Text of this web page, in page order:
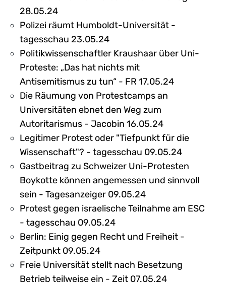
28.05.24
Polizei räumt Humboldt-Universität -
tagesschau 23.05.24
Politikwissenschaftler Kraushaar über Uni-
Proteste: „Das hat nichts mit
Antisemitismus zu tun“ - FR 17.05.24
Die Räumung von Protestcamps an
Universitäten ebnet den Weg zum
Autoritarismus - Jacobin 16.05.24
Legitimer Protest oder "Tiefpunkt für die
Wissenschaft"? - tagesschau 09.05.24
Gastbeitrag zu Schweizer Uni-Protesten
Boykotte können angemessen und sinnvoll
sein - Tagesanzeiger 09.05.24
Protest gegen israelische Teilnahme am ESC
- tagesschau 09.05.24
Berlin: Einig gegen Recht und Freiheit -
Zeitpunkt 09.05.24
Freie Universität stellt nach Besetzung
Betrieb teilweise ein - Zeit 07.05.24